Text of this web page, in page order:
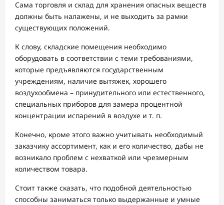
Сама торговля и склад для хранения опасных веществ
должны быть налажены, и не выходить за рамки
существующих положений.
К слову, складские помещения необходимо
оборудовать в соответствии с теми требованиями,
которые предъявляются государственным
учреждениям, наличие вытяжек, хорошего
воздухообмена – принудительного или естественного,
специальных приборов для замера процентной
концентрации испарений в воздухе и т. п.
Конечно, кроме этого важно учитывать необходимый
заказчику ассортимент, как и его количество, дабы не
возникало проблем с нехваткой или чрезмерным
количеством товара.
Стоит также сказать, что подобной деятельностью
способны заниматься только выдержанные и умные